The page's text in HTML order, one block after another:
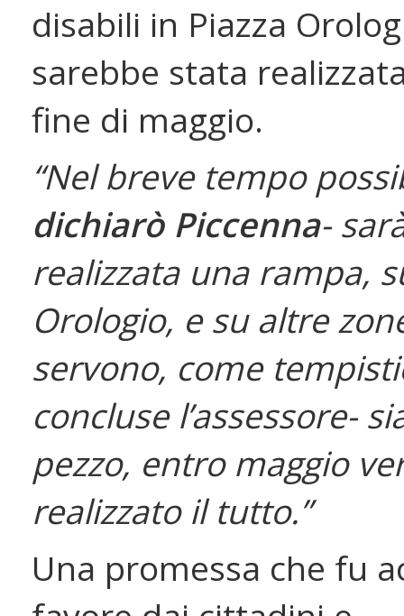
disabili in Piazza
sarebbe stata
fine di maggio.
“Nel breve tempo
dichiarò Piccenna-
realizzata una rampa,
Orologio, e su altre
servono, come
concluse l’assessore-
pezzo, entro maggio
realizzato il tutto.”
Una promessa che fu